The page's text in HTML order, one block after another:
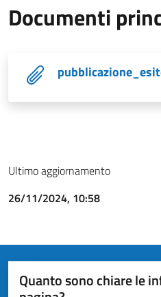
Documenti
Ultimo aggiornamento
26/11/2024, 10:58
Quanto sono chiare le